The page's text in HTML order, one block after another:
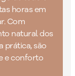
horas em
Com
natural dos
prática, são
e conforto